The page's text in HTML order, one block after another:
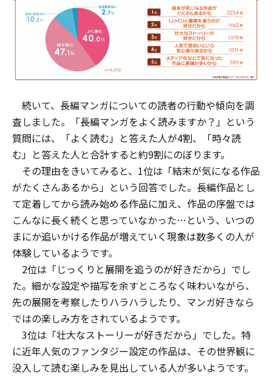
続いて、長編マンガについての読者の行動や傾向を調
査しました。「長編マンガをよく読みますか？」という
質問には、「よく読む」と答えた人が4割、「時々読
む」と答えた人と合計すると約9割にのぼります。
その理由をきいてみると、1位は「結末が気になる作品
がたくさんあるから」という回答でした。長編作品とし
て定着してから読み始める作品に加え、作品の序盤では
こんなに長く続くと思っていなかった…という、いつの
まにか追いかける作品が増えていく現象は数多くの人が
体験しているようです。
2位は「じっくりと展開を追うのが好きだから」でし
た。細かな設定や描写を余すところなく味わいながら、
先の展開を考察したりハラハラしたり、マンガ好きなら
ではの楽しみ方をされているようです。
3位は「壮大なストーリーが好きだから」でした。特
に近年人気のファンタジー設定の作品は、その世界観に
没入して読む楽しみを見出している人が多いようです。